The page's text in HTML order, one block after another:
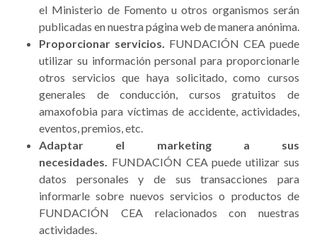
el Ministerio de Fomento u otros organismos serán
publicadas en nuestra página web de manera anónima.
Proporcionar servicios. FUNDACIÓN CEA puede
utilizar su información personal para proporcionarle
otros servicios que haya solicitado, como cursos
generales de conducción, cursos gratuitos de
amaxofobia para víctimas de accidente, actividades,
eventos, premios, etc.
Adaptar el marketing a sus
necesidades. FUNDACIÓN CEA puede utilizar sus
datos personales y de sus transacciones para
informarle sobre nuevos servicios o productos de
FUNDACIÓN CEA relacionados con nuestras
actividades.